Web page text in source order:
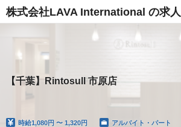
株式会社LAVA International の求人
【千葉】Rintosull 市原店
時給1,080円 〜 1,320円 アルバイト・パート